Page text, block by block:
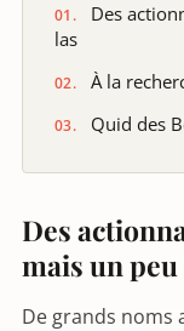
Des
las
À la
Quid des
Des
mais un peu
De grands noms